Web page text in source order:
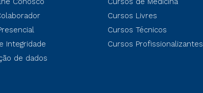
Integridade
de dados
Cursos Livres
Cursos Técnicos
Cursos Profissionalizantes